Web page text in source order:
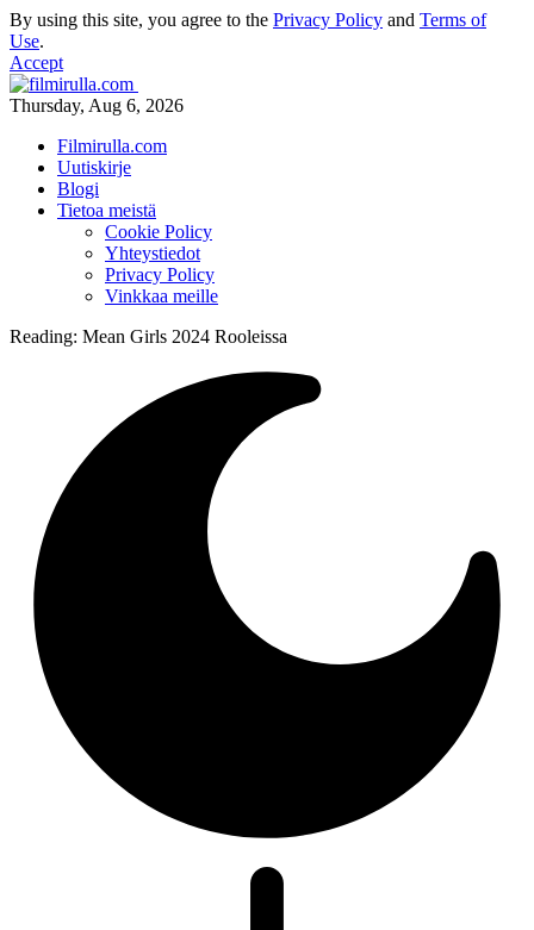
By using this site, you agree to the Privacy Policy and Terms of
Use.
Accept
Thursday, Aug 6, 2026
Filmirulla.com
Uutiskirje
Blogi
Tietoa meistä
Cookie Policy
Yhteystiedot
Privacy Policy
Vinkkaa meille
Reading: Mean Girls 2024 Rooleissa